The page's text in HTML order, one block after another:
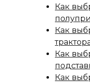
Как
Как
Как
Как